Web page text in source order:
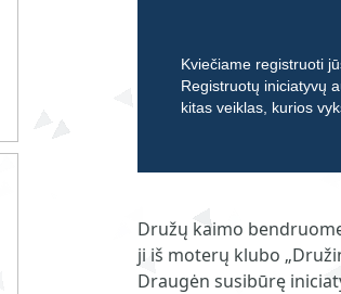
Kviečiame registruoti
Registruotų iniciatyvų
kitas veiklas, kurios
Družų kaimo
ji iš moterų klubo
Draugėn susibūrę